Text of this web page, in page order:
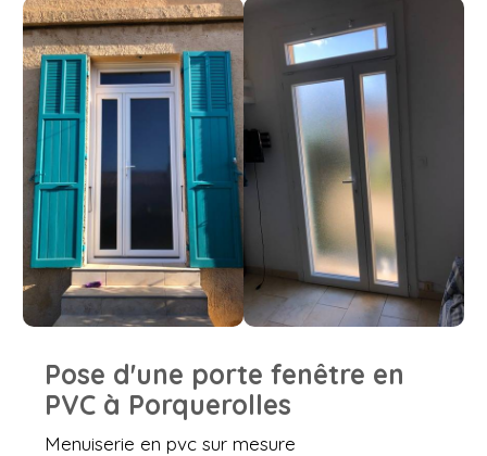
Pose d'une porte fenêtre en
PVC à Porquerolles
Menuiserie en pvc sur mesure